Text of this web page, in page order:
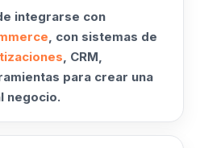
integrarse con
, con sistemas de
, CRM,
para crear una
negocio.